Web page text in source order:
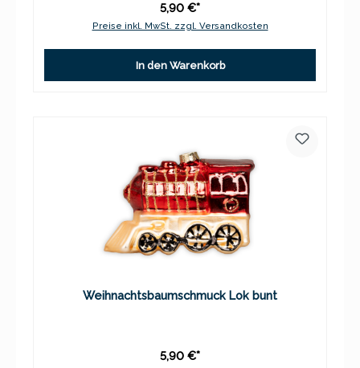
5,90 €*
Preise inkl. MwSt. zzgl. Versandkosten
In den Warenkorb
Weihnachtsbaumschmuck Lok bunt
5,90 €*